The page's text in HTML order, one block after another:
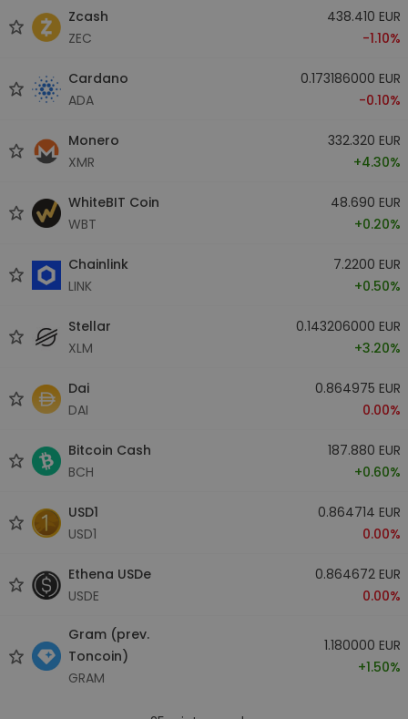
Zcash
ZEC
438.410 EUR
-1.10%
Cardano
ADA
0.173186000 EUR
-0.10%
Monero
XMR
332.320 EUR
+4.30%
WhiteBIT Coin
WBT
48.690 EUR
+0.20%
Chainlink
LINK
7.2200 EUR
+0.50%
Stellar
XLM
0.143206000 EUR
+3.20%
Dai
DAI
0.864975 EUR
0.00%
Bitcoin Cash
BCH
187.880 EUR
+0.60%
USD1
USD1
0.864714 EUR
0.00%
Ethena USDe
USDE
0.864672 EUR
0.00%
Gram (prev.
Toncoin)
GRAM
1.180000 EUR
+1.50%